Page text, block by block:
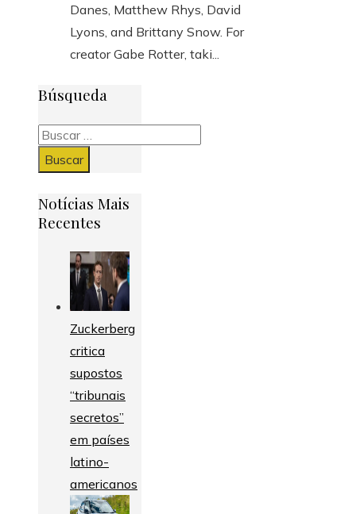
Danes, Matthew Rhys, David
Lyons, and Brittany Snow. For
creator Gabe Rotter, taki...
Búsqueda
Buscar:
Notícias Mais
Recentes
Zuckerberg
critica
supostos
“tribunais
secretos”
em países
latino-
americanos